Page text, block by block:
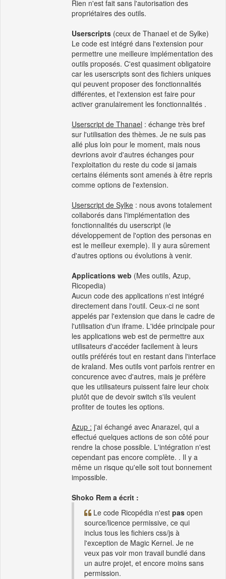
Rien n'est fait sans l'autorisation des
propriétaires des outils.
Userscripts (ceux de Thanael et de Sylke)
Le code est intégré dans l'extension pour
permettre une meilleure implémentation des
outils proposés. C'est quasiment obligatoire
car les userscripts sont des fichiers uniques
qui peuvent proposer des fonctionnalités
différentes, et l'extension est faire pour
activer granulairement les fonctionnalités .
Userscript de Thanael : échange très bref
sur l'utilisation des thèmes. Je ne suis pas
allé plus loin pour le moment, mais nous
devrions avoir d'autres échanges pour
l'exploitation du reste du code si jamais
certains éléments sont amenés à être repris
comme options de l'extension.
Userscript de Sylke : nous avons totalement
collaborés dans l'implémentation des
fonctionnalités du userscript (le
développement de l'option des personas en
est le meilleur exemple). Il y aura sûrement
d'autres options ou évolutions à venir.
Applications web (Mes outils, Azup,
Ricopedia)
Aucun code des applications n'est intégré
directement dans l'outil. Ceux-ci ne sont
appelés par l'extension que dans le cadre de
l'utilisation d'un iframe. L'idée principale pour
les applications web est de permettre aux
utilisateurs d'accéder facilement à leurs
outils préférés tout en restant dans l'interface
de kraland. Mes outils vont parfois rentrer en
concurence avec d'autres, mais je préfère
que les utilisateurs puissent faire leur choix
plutôt que de devoir switch s'ils veulent
profiter de toutes les options.
Azup : j'ai échangé avec Anarazel, qui a
effectué quelques actions de son côté pour
rendre la chose possible. L'intégration n'est
cependant pas encore complète. . Il y a
même un risque qu'elle soit tout bonnement
impossible.
Shoko Rem a écrit :
Le code Ricopédia n'est pas open
source/licence permissive, ce qui
inclus tous les fichiers css/js à
l'exception de Magic Kernel. Je ne
veux pas voir mon travail bundlé dans
un autre projet, et encore moins sans
permission.